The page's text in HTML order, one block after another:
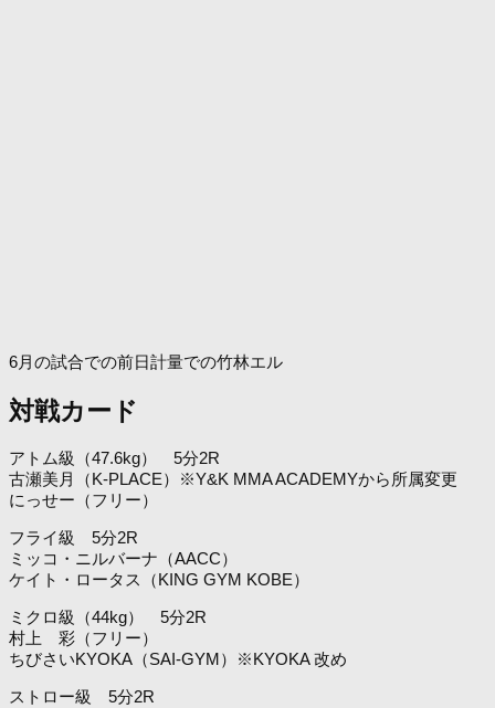
6月の試合での前日計量での竹林エル
対戦カード
アトム級（47.6kg） 5分2R
古瀬美月（K-PLACE）※Y&K MMA ACADEMYから所属変更
にっせー（フリー）
フライ級 5分2R
ミッコ・ニルバーナ（AACC）
ケイト・ロータス（KING GYM KOBE）
ミクロ級（44kg） 5分2R
村上 彩（フリー）
ちびさいKYOKA（SAI-GYM）※KYOKA 改め
ストロー級 5分2R